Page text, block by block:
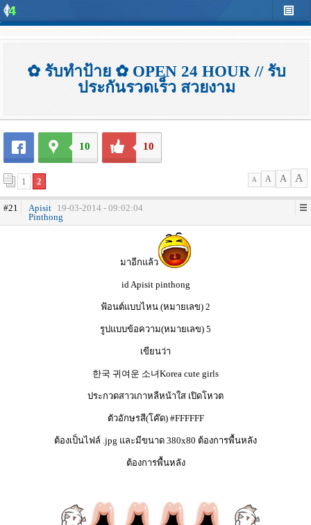
✿ รับทำป้าย ✿ OPEN 24 HOUR // รับ
ประกันรวดเร็ว สวยงาม
10 10
1 2 A A A A
#21
Apisit
Pinthong
19-03-2014 - 09:02:04
มาอีกแล้ว
id Apisit pinthong
ฟ้อนต์แบบไหน (หมายเลข) 2
รูปแบบข้อความ(หมายเลข) 5
เขียนว่า
한국 귀여운 소녀Korea cute girls
ประกวดสาวเกาหลีหน้าใส เปิดโหวต
ตัวอักษรสี(โค๊ด) #FFFFFF
ต้องเป็นไฟล์ .jpg และมีขนาด 380x80 ต้องการพื้นหลัง
ต้องการพื้นหลัง